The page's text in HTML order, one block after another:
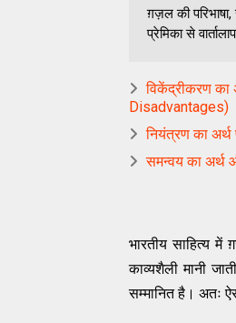
ग़ज़ल की
प्रेमिका से
विकेंद्रीकरण
Disadvantages)
नियंत्रण का अर्थ
समन्वय का अर्थ
भारतीय साहित्य
काव्यशैली मानी
सम्मानित है। अतः